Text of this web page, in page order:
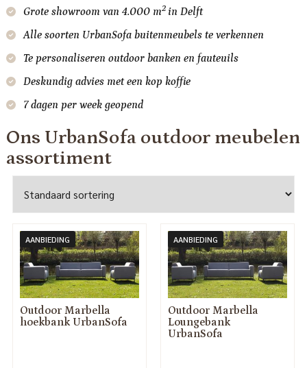
Grote showroom van 4.000 m2 in Delft
Alle soorten UrbanSofa buitenmeubels te verkennen
Te personaliseren outdoor banken en fauteuils
Deskundig advies met een kop koffie
7 dagen per week geopend
Ons UrbanSofa outdoor meubelen
assortiment
AANBIEDING
Outdoor Marbella
hoekbank UrbanSofa
AANBIEDING
Outdoor Marbella
Loungebank
UrbanSofa